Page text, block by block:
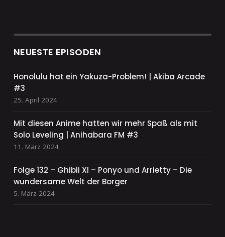
NEUESTE EPISODEN
Honolulu hat ein Yakuza-Problem! | Akiba Arcade
#3
25. April 2024
Mit diesen Anime hatten wir mehr Spaß als mit
Solo Leveling | Anihabara FM #3
11. März 2024
Folge 132 – Ghibli XI – Ponyo und Arrietty – Die
wundersame Welt der Borger
5. März 2024